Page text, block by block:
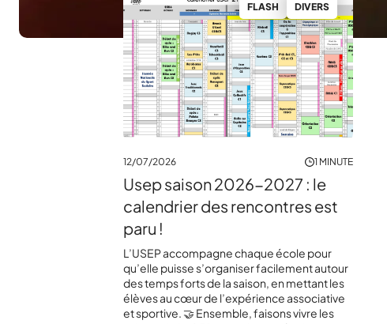
FLASH DIVERS
12/07/2026 1 MINUTE
Usep saison 2026-2027 : le
calendrier des rencontres est
paru !
L’USEP accompagne chaque école pour
qu’elle puisse s’organiser facilement autour
des temps forts de la saison, en mettant les
élèves au cœur de l’expérience associative
et sportive. 🤝 Ensemble, faisons vivre les